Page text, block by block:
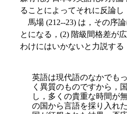
ることによってそれに反論
馬場 (212--23) は，その序
とになる，(2) 階級間格差が
わけにはいかないと力説す
英語は現代語のなかでも
く異質のものですから，
し，多くの貴重な時間が
の国から言語を採り入れ